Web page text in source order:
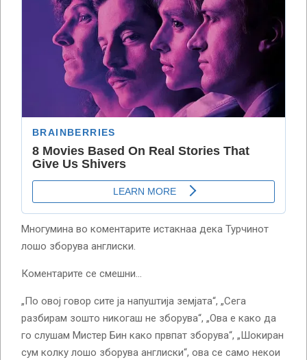
Многумина во коментарите истакнаа дека Турчинот
лошо зборува англиски.
Коментарите се смешни…
„По овој говор сите ја напуштија земјата“, „Сега
разбирам зошто никогаш не зборува“, „Ова е како да
го слушам Мистер Бин како првпат зборува“, „Шокиран
сум колку лошо зборува англиски“, ова се само некои